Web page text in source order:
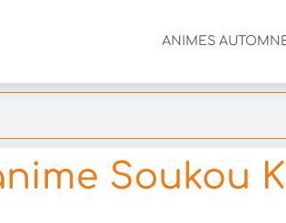
ANIMES
Soukou